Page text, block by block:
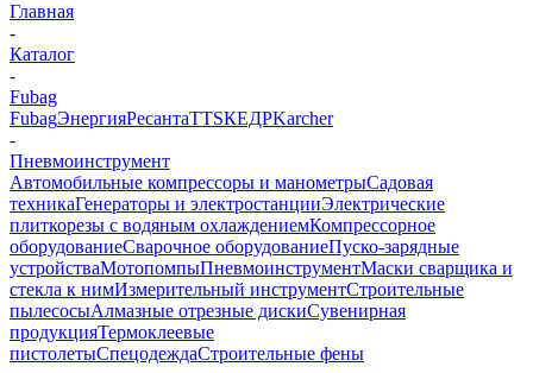
Главная
-
Каталог
-
Fubag
FubagЭнергияРесантаTTSКЕДРKarcher
-
Пневмоинструмент
Автомобильные компрессоры и манометрыСадовая
техникаГенераторы и электростанцииЭлектрические
плиткорезы с водяным охлаждениемКомпрессорное
оборудованиеСварочное оборудованиеПуско-зарядные
устройстваМотопомпыПневмоинструментМаски сварщика и
стекла к нимИзмерительный инструментСтроительные
пылесосыАлмазные отрезные дискиСувенирная
продукцияТермоклеевые
пистолетыСпецодеждаСтроительные фены